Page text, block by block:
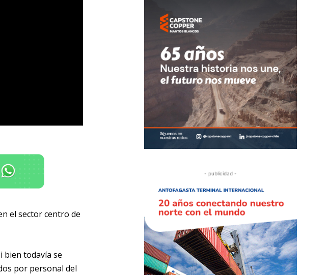
el sector centro de
bien todavía se
por personal del
- publicidad -